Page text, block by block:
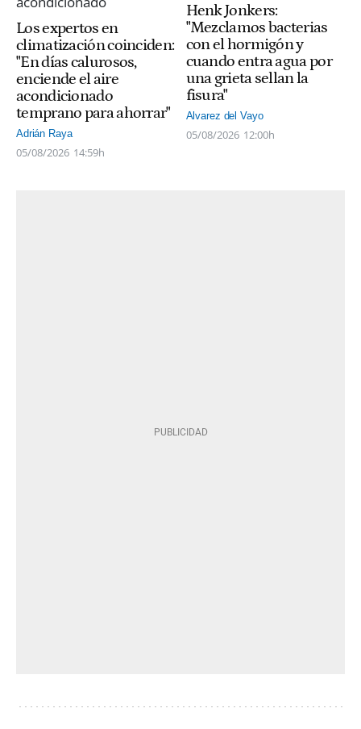
Los expertos en
climatización coinciden:
"En días calurosos,
enciende el aire
acondicionado
temprano para ahorrar"
Adrián Raya
05/08/2026 14:59h
Henk Jonkers:
"Mezclamos bacterias
con el hormigón y
cuando entra agua por
una grieta sellan la
fisura"
Alvarez del Vayo
05/08/2026 12:00h